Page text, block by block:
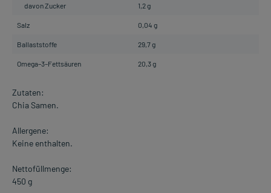
davon Zucker 1,2 g
Salz 0,04 g
Ballaststoffe 29,7 g
Omega–3–Fettsäuren 20,3 g
Zutaten:
Chia Samen.
Allergene:
Keine enthalten.
Nettofüllmenge:
450 g